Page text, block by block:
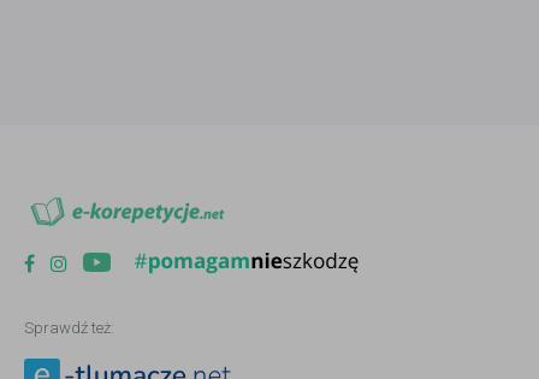
Sprawdź też: